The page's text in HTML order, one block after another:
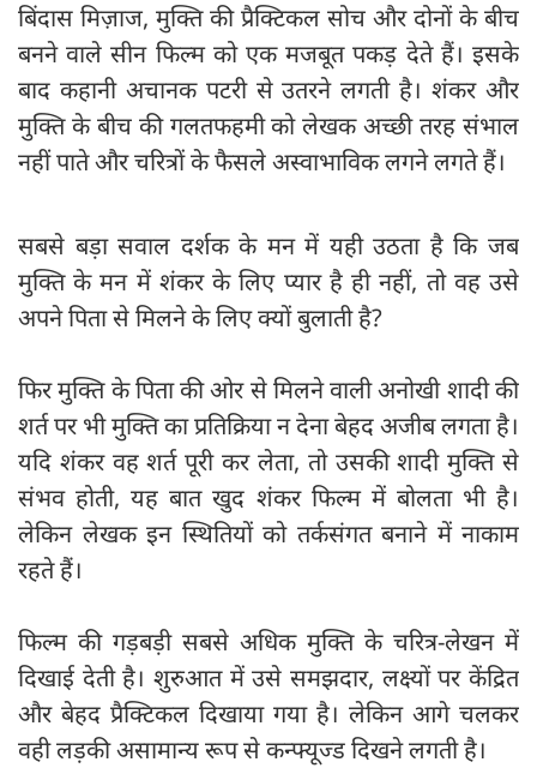
बिंदास मिज़ाज, मुक्ति की प्रैक्टिकल सोच और दोनों के बीच
बनने वाले सीन फिल्म को एक मजबूत पकड़ देते हैं। इसके
बाद कहानी अचानक पटरी से उतरने लगती है। शंकर और
मुक्ति के बीच की गलतफहमी को लेखक अच्छी तरह संभाल
नहीं पाते और चरित्रों के फैसले अस्वाभाविक लगने लगते हैं।
सबसे बड़ा सवाल दर्शक के मन में यही उठता है कि जब
मुक्ति के मन में शंकर के लिए प्यार है ही नहीं, तो वह उसे
अपने पिता से मिलने के लिए क्यों बुलाती है?
फिर मुक्ति के पिता की ओर से मिलने वाली अनोखी शादी की
शर्त पर भी मुक्ति का प्रतिक्रिया न देना बेहद अजीब लगता है।
यदि शंकर वह शर्त पूरी कर लेता, तो उसकी शादी मुक्ति से
संभव होती, यह बात खुद शंकर फिल्म में बोलता भी है।
लेकिन लेखक इन स्थितियों को तर्कसंगत बनाने में नाकाम
रहते हैं।
फिल्म की गड़बड़ी सबसे अधिक मुक्ति के चरित्र-लेखन में
दिखाई देती है। शुरुआत में उसे समझदार, लक्ष्यों पर केंद्रित
और बेहद प्रैक्टिकल दिखाया गया है। लेकिन आगे चलकर
वही लड़की असामान्य रूप से कन्फ्यूज्ड दिखने लगती है।